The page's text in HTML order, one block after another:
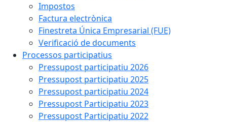
Impostos
Factura electrònica
Finestreta Única Empresarial (FUE)
Verificació de documents
Processos participatius
Pressupost participatiu 2026
Pressupost participatiu 2025
Pressupost participatiu 2024
Pressupost Participatiu 2023
Pressupost Participatiu 2022